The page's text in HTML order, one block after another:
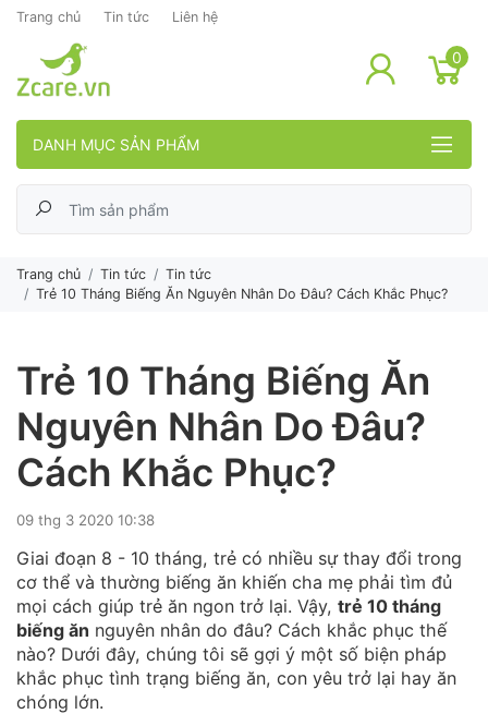
menu
Trang chủ Tin tức Liên hệ
0
DANH MỤC SẢN PHẨM
Trang chủ Tin tức
Tin tức
Trẻ 10 Tháng Biếng Ăn Nguyên Nhân Do Đâu? Cách Khắc Phục?
Trẻ 10 Tháng Biếng Ăn
Nguyên Nhân Do Đâu?
Cách Khắc Phục?
09 thg 3 2020 10:38
Giai đoạn 8 - 10 tháng, trẻ có nhiều sự thay đổi trong
cơ thể và thường biếng ăn khiến cha mẹ phải tìm đủ
mọi cách giúp trẻ ăn ngon trở lại. Vậy, trẻ 10 tháng
biếng ăn nguyên nhân do đâu? Cách khắc phục thế
nào? Dưới đây, chúng tôi sẽ gợi ý một số biện pháp
khắc phục tình trạng biếng ăn, con yêu trở lại hay ăn
chóng lớn.